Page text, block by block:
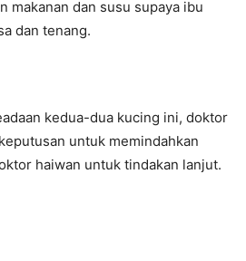
makanan dan susu supaya ibu
dan tenang.
kedua-dua kucing ini, doktor
untuk memindahkan
haiwan untuk tindakan lanjut.